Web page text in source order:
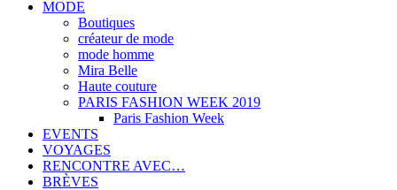
MODE
Boutiques
créateur de mode
mode homme
Mira Belle
Haute couture
PARIS FASHION WEEK 2019
Paris Fashion Week
EVENTS
VOYAGES
RENCONTRE AVEC…
BRÈVES